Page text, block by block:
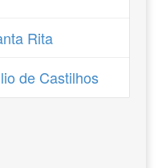
Rita
de Castilhos